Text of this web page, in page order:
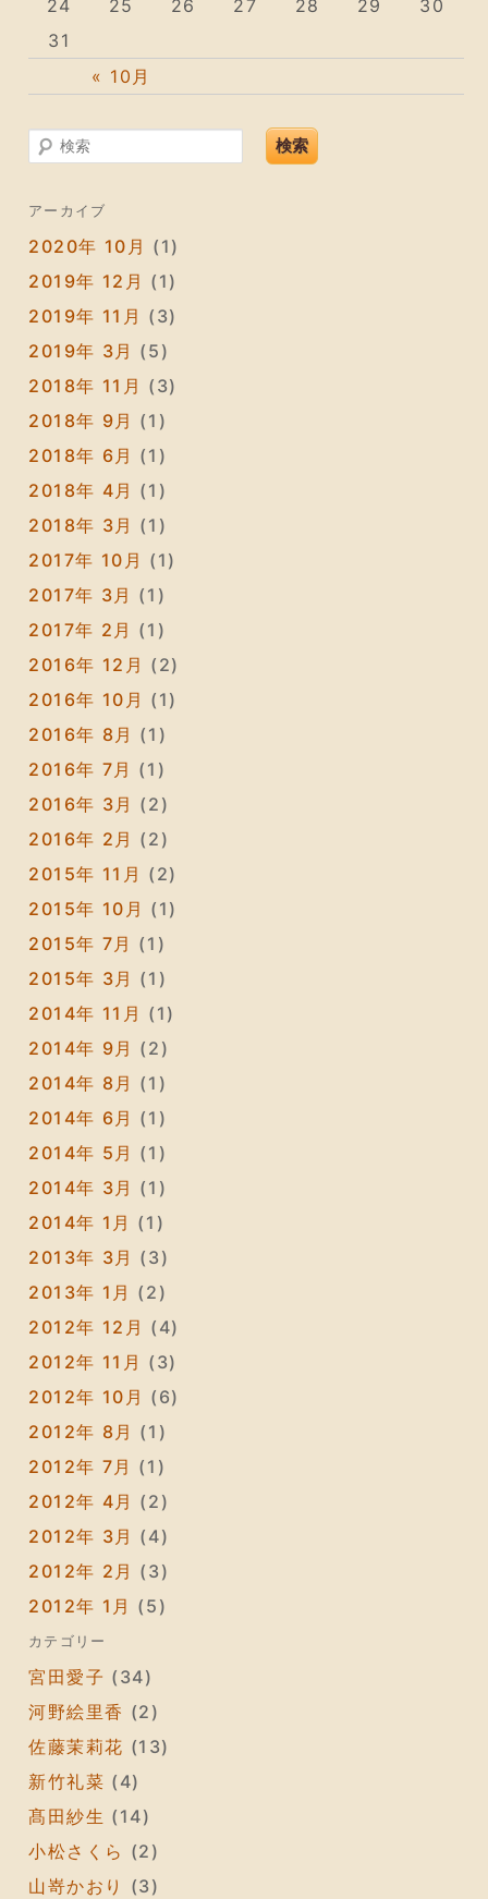
« 10月
24 25 26 27 28 29
30
31
検索
アーカイブ
2020年 10月 (1)
2019年 12月 (1)
2019年 11月 (3)
2019年 3月 (5)
2018年 11月 (3)
2018年 9月 (1)
2018年 6月 (1)
2018年 4月 (1)
2018年 3月 (1)
2017年 10月 (1)
2017年 3月 (1)
2017年 2月 (1)
2016年 12月 (2)
2016年 10月 (1)
2016年 8月 (1)
2016年 7月 (1)
2016年 3月 (2)
2016年 2月 (2)
2015年 11月 (2)
2015年 10月 (1)
2015年 7月 (1)
2015年 3月 (1)
2014年 11月 (1)
2014年 9月 (2)
2014年 8月 (1)
2014年 6月 (1)
2014年 5月 (1)
2014年 3月 (1)
2014年 1月 (1)
2013年 3月 (3)
2013年 1月 (2)
2012年 12月 (4)
2012年 11月 (3)
2012年 10月 (6)
2012年 8月 (1)
2012年 7月 (1)
2012年 4月 (2)
2012年 3月 (4)
2012年 2月 (3)
2012年 1月 (5)
カテゴリー
宮田愛子 (34)
河野絵里香 (2)
佐藤茉莉花 (13)
新竹礼菜 (4)
髙田紗生 (14)
小松さくら (2)
山嵜かおり
(3)